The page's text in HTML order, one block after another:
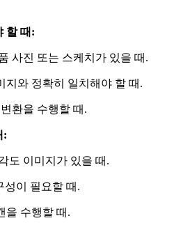
할 때:
사진 또는 스케치가 있을 때.
지와 정확히 일치해야 할 때.
환을 수행할 때.
:
도 이미지가 있을 때.
성이 필요할 때.
을 수행할 때.